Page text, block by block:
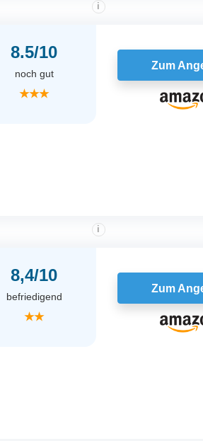
8.5/10
i
noch gut
★★★
Zum
8,4/10
i
befriedigend
★★
Zum